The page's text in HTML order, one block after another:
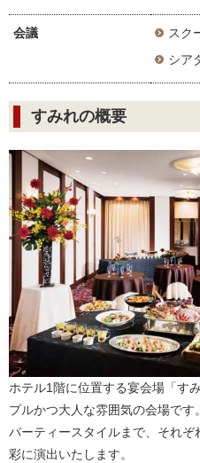
会議
スク
シア
すみれの概要
ホテル1階に位置する宴会場「す
プルかつ大人な雰囲気の会場で
パーティースタイルまで、それ
彩に演出いたします。